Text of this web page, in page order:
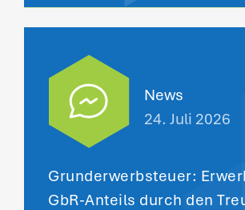
News
24. Juli 2026
Grunderwerbsteuer:
GbR-Anteils durch den